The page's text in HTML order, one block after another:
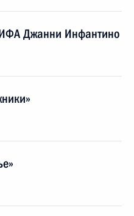
Джанни Инфантино